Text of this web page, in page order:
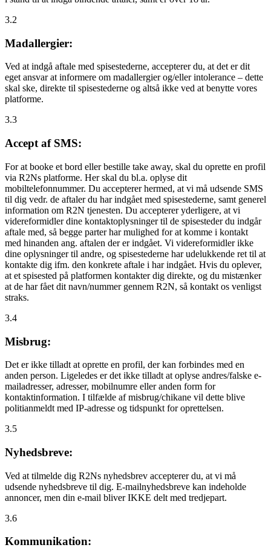
3.2
Madallergier:
Ved at indgå aftale med spisestederne, accepterer du, at det er dit
eget ansvar at informere om madallergier og/eller intolerance – dette
skal ske, direkte til spisestederne og altså ikke ved at benytte vores
platforme.
3.3
Accept af SMS:
For at booke et bord eller bestille take away, skal du oprette en profil
via R2Ns platforme. Her skal du bl.a. oplyse dit
mobiltelefonnummer. Du accepterer hermed, at vi må udsende SMS
til dig vedr. de aftaler du har indgået med spisestederne, samt generel
information om R2N tjenesten. Du accepterer yderligere, at vi
videreformidler dine kontaktoplysninger til de spisesteder du indgår
aftale med, så begge parter har mulighed for at komme i kontakt
med hinanden ang. aftalen der er indgået. Vi videreformidler ikke
dine oplysninger til andre, og spisestederne har udelukkende ret til at
kontakte dig ifm. den konkrete aftale i har indgået. Hvis du oplever,
at et spisested på platformen kontakter dig direkte, og du mistænker
at de har fået dit navn/nummer gennem R2N, så kontakt os venligst
straks.
3.4
Misbrug:
Det er ikke tilladt at oprette en profil, der kan forbindes med en
anden person. Ligeledes er det ikke tilladt at oplyse andres/falske e-
mailadresser, adresser, mobilnumre eller anden form for
kontaktinformation. I tilfælde af misbrug/chikane vil dette blive
politianmeldt med IP-adresse og tidspunkt for oprettelsen.
3.5
Nyhedsbreve:
Ved at tilmelde dig R2Ns nyhedsbrev accepterer du, at vi må
udsende nyhedsbreve til dig. E-mailnyhedsbreve kan indeholde
annoncer, men din e-mail bliver IKKE delt med tredjepart.
3.6
Kommunikation: